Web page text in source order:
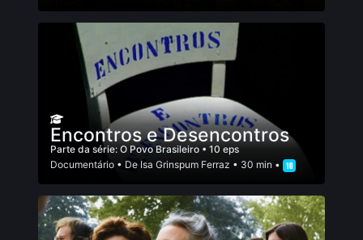
Encontros e Desencontros
Parte da série: O Povo Brasileiro • 10 eps
Documentário • De Isa Grinspum Ferraz • 30 min •